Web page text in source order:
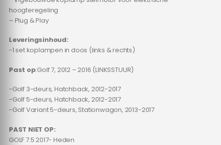
hoogteregeling
– Plug & Play
Leveringsinhoud:
-1 set koplampen in doos (links & rechts)
Past op:Golf 7, 2012 – 2016 (LINKSSTUUR)
-Golf 3-deurs, Hatchback, 2012-2017
-Golf 5-deurs, Hatchback, 2012-2017
-Golf Variant 5-deurs, Stationwagon, 2013-2017
PAST NIET OP:
GOLF 7.5 2017- Heden